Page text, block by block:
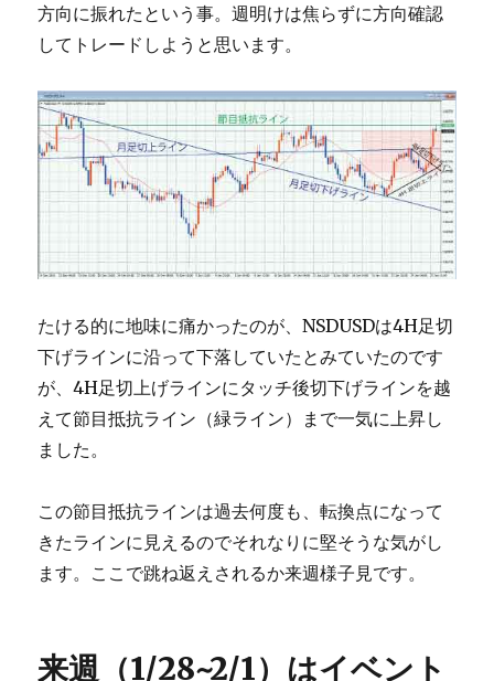
方向に振れたという事。週明けは焦らずに方向確認
してトレードしようと思います。
たける的に地味に痛かったのが、NSDUSDは4H足切
下げラインに沿って下落していたとみていたのです
が、4H足切上げラインにタッチ後切下げラインを越
えて節目抵抗ライン（緑ライン）まで一気に上昇し
ました。
この節目抵抗ラインは過去何度も、転換点になって
きたラインに見えるのでそれなりに堅そうな気がし
ます。ここで跳ね返えされるか来週様子見です。
来週（1/28~2/1）はイベント